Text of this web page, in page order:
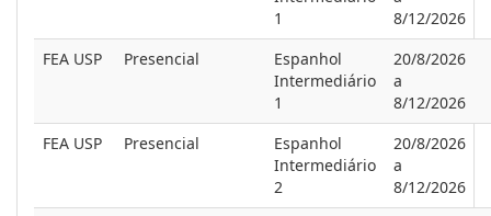
1
8/12/2026
FEA USP
Presencial
Espanhol
Intermediário
1
20/8/2026
a
8/12/2026
FEA USP
Presencial
Espanhol
Intermediário
2
20/8/2026
a
8/12/2026